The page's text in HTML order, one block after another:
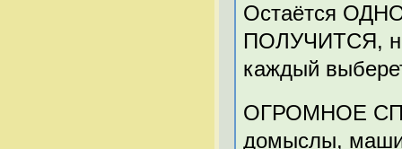
Остаётся
ПОЛУЧИТСЯ,
каждый
ОГРОМНОЕ
домыслы,